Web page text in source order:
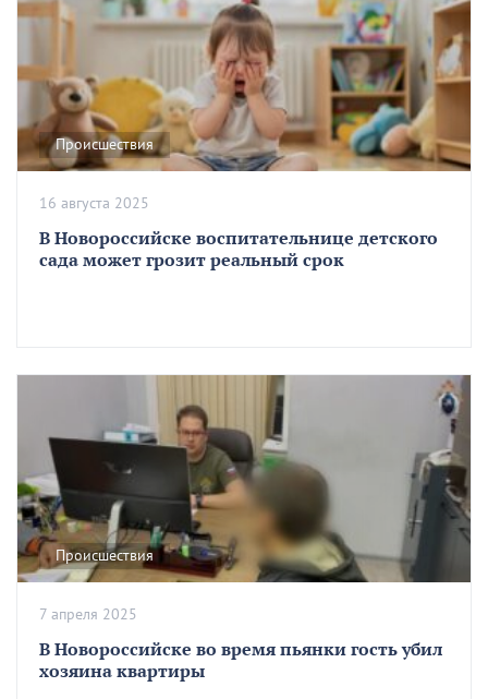
Происшествия
В Новороссийске воспитательнице детского
сада может грозит реальный срок
16 августа 2025
Происшествия
В Новороссийске во время пьянки гость убил
хозяина квартиры
7 апреля 2025